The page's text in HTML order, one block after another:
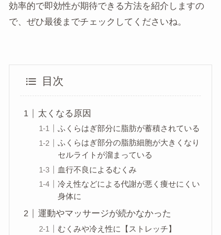
効率的で即効性が期待できる方法を紹介しますの
で、ぜひ最後までチェックしてくださいね。
目次
太くなる原因
ふくらはぎ部分に脂肪が蓄積されている
ふくらはぎ部分の脂肪細胞が大きくなり
セルライトが溜まっている
血行不良によるむくみ
冷え性などによる代謝が悪く痩せにくい
身体に
運動やマッサージが続かなかった
むくみや冷え性に【ストレッチ】